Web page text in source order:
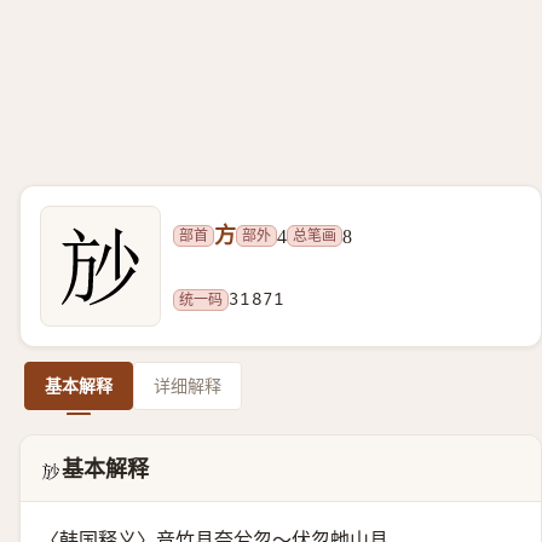
部首 方 部外 4 总笔画 8
统一码 31871
基本解释 详细解释
𱡱基本解释